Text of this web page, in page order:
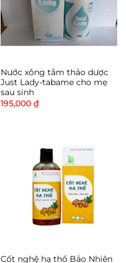
Nước xông tắm thảo dược
Just Lady-tabame cho mẹ
sau sinh
195,000 ₫
Cốt nghệ hạ thổ Bảo Nhiên